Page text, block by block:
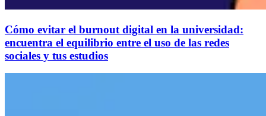
Cómo evitar el burnout digital en la universidad:
encuentra el equilibrio entre el uso de las redes
sociales y tus estudios